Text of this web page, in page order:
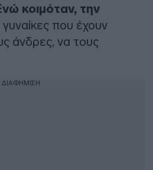
κοιμόταν, την
γυναίκες που έχουν
άνδρες, να τους
ΔΙΑΦΗΜΙΣΗ